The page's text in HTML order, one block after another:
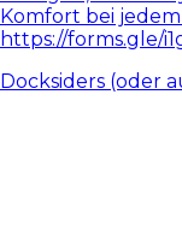
Komfort bei
https://forms.gle/
Docksiders (oder